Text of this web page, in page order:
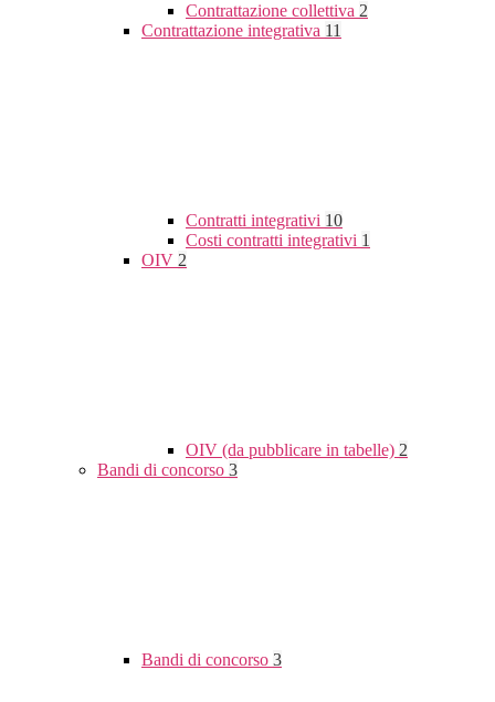
Contrattazione collettiva 2
Contrattazione integrativa 11
Contratti integrativi 10
Costi contratti integrativi 1
OIV 2
OIV (da pubblicare in tabelle) 2
Bandi di concorso 3
Bandi di concorso 3